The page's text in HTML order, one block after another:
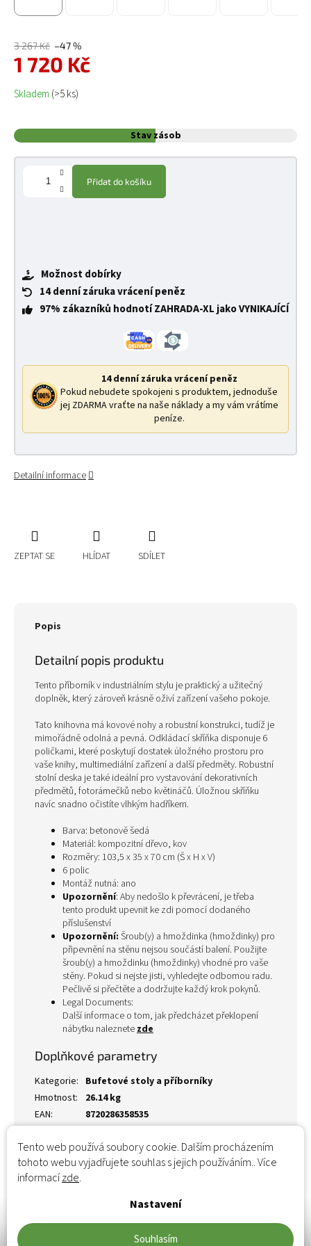
Tento web používá soubory cookie. Dalším procházením
tohoto webu vyjadřujete souhlas s jejich používáním.. Více
informacízde.
Nastavení
Souhlasím
3 267 Kč –47 %
1 720 Kč
Měrná cena:
Skladem (>5 ks)
Stav zásob
Přidat do košíku
Možnost dobírky
14 denní záruka vrácení peněz
97% zákazníků hodnotí ZAHRADA-XL jako VYNIKAJÍCÍ
14 denní záruka vrácení peněz
Pokud nebudete spokojeni s produktem, jednoduše
jej ZDARMA vraťte na naše náklady a my vám vrátíme
peníze.
Detailní informace
ZEPTAT SE HLÍDAT SDÍLET
Popis
Detailní popis produktu
Tento příborník v industriálním stylu je praktický a užitečný
doplněk, který zároveň krásně oživí zařízení vašeho pokoje.
Tato knihovna má kovové nohy a robustní konstrukci, tudíž je
mimořádně odolná a pevná. Odkládací skříňka disponuje 6
poličkami, které poskytují dostatek úložného prostoru pro
vaše knihy, multimediální zařízení a další předměty. Robustní
stolní deska je také ideální pro vystavování dekorativních
předmětů, fotorámečků nebo květináčů. Úložnou skříňku
navíc snadno očistíte vlhkým hadříkem.
Barva: betonově šedá
Materiál: kompozitní dřevo, kov
Rozměry: 103,5 x 35 x 70 cm (Š x H x V)
6 polic
Montáž nutná: ano
Upozornění: Aby nedošlo k převrácení, je třeba
tento produkt upevnit ke zdi pomocí dodaného
příslušenství
Upozornění: Šroub(y) a hmoždinka (hmoždinky) pro
připevnění na stěnu nejsou součástí balení. Použijte
šroub(y) a hmoždinku (hmoždinky) vhodné pro vaše
stěny. Pokud si nejste jisti, vyhledejte odbornou radu.
Pečlivě si přečtěte a dodržujte každý krok pokynů.
Legal Documents:
Další informace o tom, jak předcházet překlopení
nábytku naleznetezde
Doplňkové parametry
Kategorie: Bufetové stoly a příborníky
Hmotnost:
26.14 kg
EAN: 8720286358535